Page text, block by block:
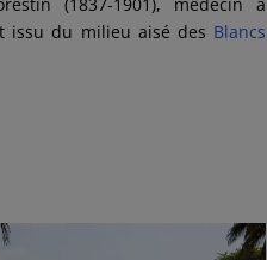
(1837-1901), médecin à
issu du milieu aisé des Blancs